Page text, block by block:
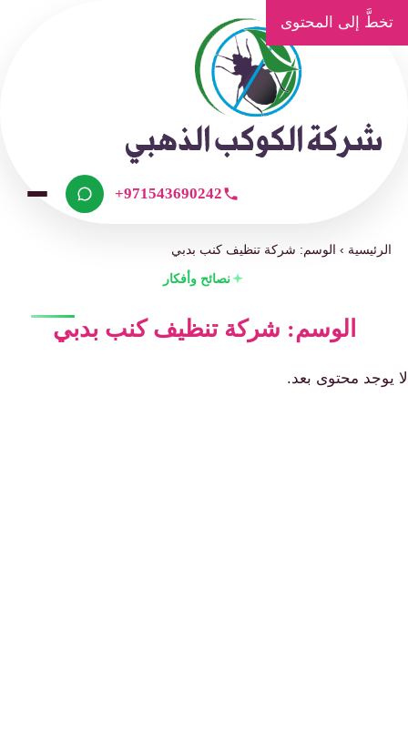
تخطَّ إلى المحتوى
+971543690242
الرئيسية ›الوسم: شركة تنظيف كنب بدبي
نصائح وأفكار
الوسم: شركة تنظيف كنب بدبي
لا يوجد محتوى بعد.